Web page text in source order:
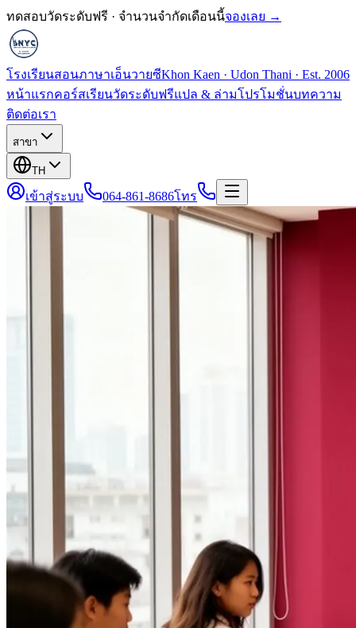
ทดสอบวัดระดับฟรี · จำนวนจำกัดเดือนนี้จองเลย →
โรงเรียนสอนภาษาเอ็นวายซีKhon Kaen · Udon Thani · Est. 2006
หน้าแรกคอร์สเรียนวัดระดับฟรีแปล & ล่ามโปรโมชั่นบทความ
ติดต่อเรา
สาขา
TH
เข้าสู่ระบบ 064-861-8686โทร